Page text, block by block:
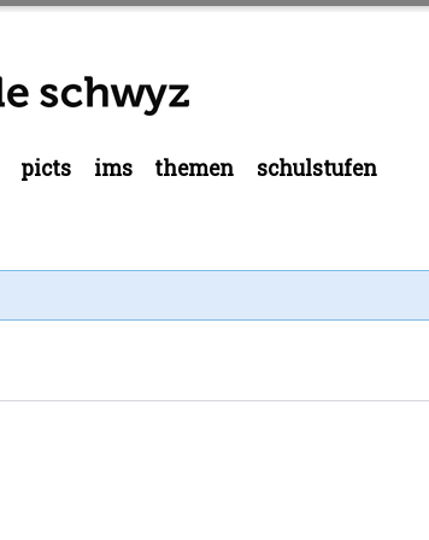
picts ims themen schulstufen